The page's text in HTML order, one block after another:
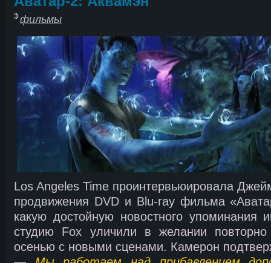
фильмы
Los Angeles Time проинтервьюировала
продвижения DVD и Blu-ray фильма
какую достойную новостного
студию Fox уличили в желании повторно
осенью с новыми сценами. Камерон